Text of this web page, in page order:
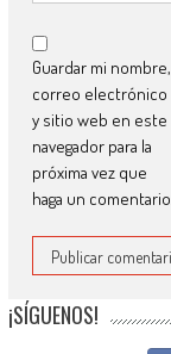
Guardar mi nombre,
correo electrónico
y sitio web en este
navegador para la
próxima vez que
haga un comentario.
¡SÍGUENOS!